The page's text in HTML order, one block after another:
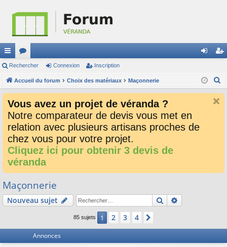
ac
co
ci
or
u
s
ne cri
Rechercher Connexion Inscription
Accueil du forum Choix des matériaux Maçonnerie
Vous avez un projet de véranda ?
Notre comparateur de devis vous met en
relation avec plusieurs artisans proches de
chez vous pour votre projet.
Cliquez ici pour obtenir 3 devis de
véranda
Maçonnerie
Nouveau sujet Rechercher
85 sujets 1 2 3 4
Annonces